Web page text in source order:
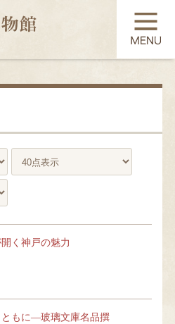
く神戸の魅力
もに―玻璃文庫名品撰